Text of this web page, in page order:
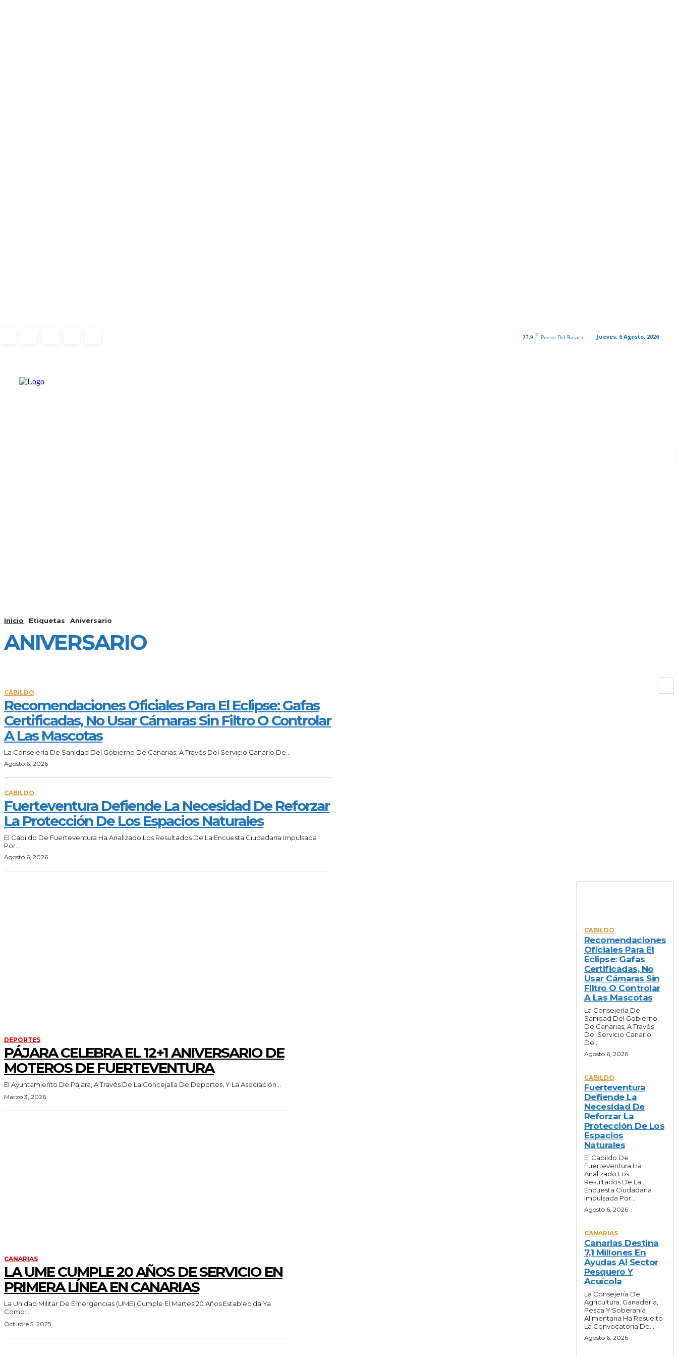
27.9 C Puerto Del Rosario Jueves, 6 Agosto, 2026
Inicio Etiquetas Aniversario
ANIVERSARIO
CABILDO
Recomendaciones Oficiales Para El Eclipse: Gafas
Certificadas, No Usar Cámaras Sin Filtro O Controlar
A Las Mascotas
La Consejería De Sanidad Del Gobierno De Canarias, A Través Del Servicio Canario De...
Agosto 6, 2026
CABILDO
Fuerteventura Defiende La Necesidad De Reforzar
La Protección De Los Espacios Naturales
El Cabildo De Fuerteventura Ha Analizado Los Resultados De La Encuesta Ciudadana Impulsada
Por...
Agosto 6, 2026
DEPORTES
PÁJARA CELEBRA EL 12+1 ANIVERSARIO DE
MOTEROS DE FUERTEVENTURA
El Ayuntamiento De Pájara, A Través De La Concejalía De Deportes, Y La Asociación...
Marzo 3, 2026
CANARIAS
LA UME CUMPLE 20 AÑOS DE SERVICIO EN
PRIMERA LÍNEA EN CANARIAS
La Unidad Militar De Emergencias (UME) Cumple El Martes 20 Años Establecida Ya
Como...
Octubre 5, 2025
CABILDO
Recomendaciones
Oficiales Para El
Eclipse: Gafas
Certificadas, No
Usar Cámaras Sin
Filtro O Controlar
A Las Mascotas
La Consejería De
Sanidad Del Gobierno
De Canarias, A Través
Del Servicio Canario
De...
Agosto 6, 2026
CABILDO
Fuerteventura
Defiende La
Necesidad De
Reforzar La
Protección De Los
Espacios
Naturales
El Cabildo De
Fuerteventura Ha
Analizado Los
Resultados De La
Encuesta Ciudadana
Impulsada Por...
Agosto 6, 2026
CANARIAS
Canarias Destina
7,1 Millones En
Ayudas Al Sector
Pesquero Y
Acuícola
La Consejería De
Agricultura, Ganadería,
Pesca Y Soberanía
Alimentaria Ha Resuelto
La Convocatoria De...
Agosto 6, 2026